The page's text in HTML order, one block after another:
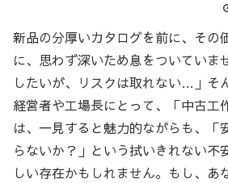
新品の分厚いカタログを前に、その
に、思わず深いため息をついていま
したいが、リスクは取れない…」そ
経営者や工場長にとって、「中古工
は、一見すると魅力的ながらも、「
らないか？」という拭いきれない不
しい存在かもしれません。もし、あ